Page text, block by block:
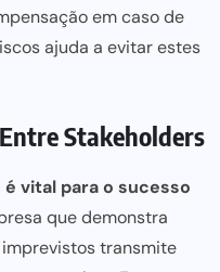
em caso de
ajuda a evitar estes
Stakeholders
é vital para o sucesso
que demonstra
transmite